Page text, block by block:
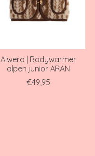
Alwero | Bodywarmer
alpen junior ARAN
€49,95